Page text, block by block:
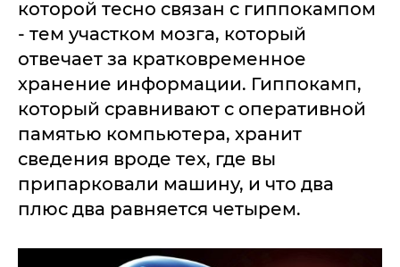
которой тесно связан с гиппокампом
- тем участком мозга, который
отвечает за кратковременное
хранение информации. Гиппокамп,
который сравнивают с оперативной
памятью компьютера, хранит
сведения вроде тех, где вы
припарковали машину, и что два
плюс два равняется четырем.